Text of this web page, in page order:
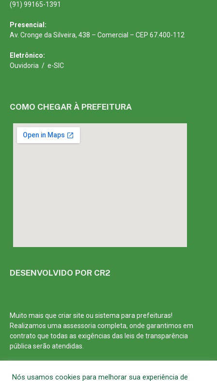
(91) 99165-1391
Presencial:
Av. Cronge da Silveira, 438 – Comercial – CEP 67.400-112
Eletrônico:
Ouvidoria / e-SIC
COMO CHEGAR À PREFEITURA
DESENVOLVIDO POR CR2
Muito mais que criar site ou sistema para prefeituras!
Realizamos umaassessoriacompleta, onde garantimos em
contrato que todas as exigências das leis de transparência
públicaserão atendidas.
Nós usamos cookies para melhorar sua experiência de